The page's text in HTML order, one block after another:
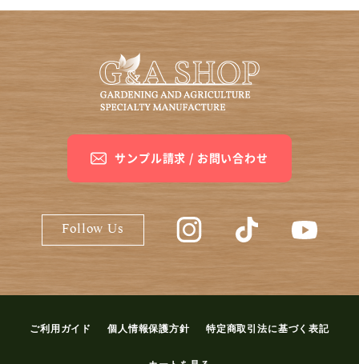
サンプル請求 / お問い合わせ
Follow Us G&A SHOP公式Instagram
G&A SHOP公式
G&A
ご利用ガイド 個人情報保護方針 特定商取引法に基づく表記